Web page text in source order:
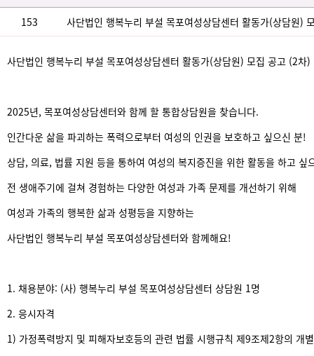
153 사단법인 행복누리 부설 목포여성상담센터 활동가(상담원)
사단법인 행복누리 부설 목포여성상담센터 활동가(상담원) 모집 공고 (2차)
2025년, 목포여성상담센터와 함께 할 통합상담원을 찾습니다.
인간다운 삶을 파괴하는 폭력으로부터 여성의 인권을 보호하고 싶으신 분!
상담, 의료, 법률 지원 등을 통하여 여성의 복지증진을 위한 활동을 하고 싶
전 생애주기에 걸쳐 경험하는 다양한 여성과 가족 문제를 개선하기 위해
여성과 가족의 행복한 삶과 성평등을 지향하는
사단법인 행복누리 부설 목포여성상담센터와 함께해요!
1. 채용분야: (사) 행복누리 부설 목포여성상담센터 상담원 1명
2. 응시자격
1) 가정폭력방지 및 피해자보호등의 관련 법률 시행규칙 제9조제2항의 개